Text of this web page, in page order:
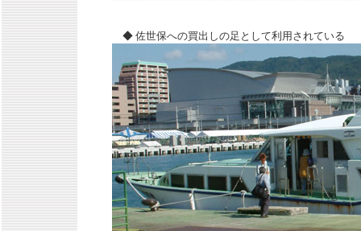
◆ 佐世保への買出しの足として利用されている